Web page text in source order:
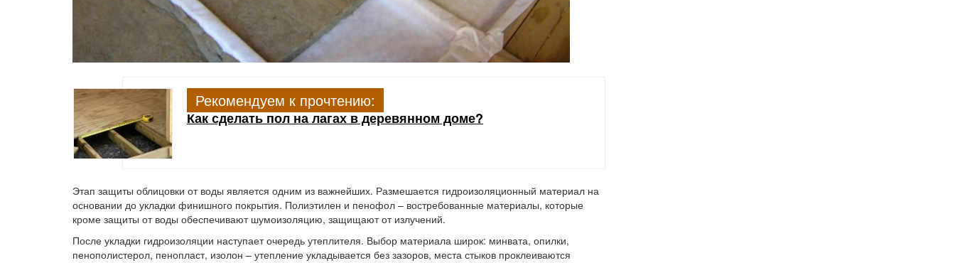
Рекомендуем к прочтению:
Как сделать пол на лагах в деревянном доме?
Этап защиты облицовки от воды является одним из важнейших. Размешается гидроизоляционный материал на
основании до укладки финишного покрытия. Полиэтилен и пенофол – востребованные материалы, которые
кроме защиты от воды обеспечивают шумоизоляцию, защищают от излучений.
После укладки гидроизоляции наступает очередь утеплителя. Выбор материала широк: минвата, опилки,
пенополистерол, пенопласт, изолон – утепление укладывается без зазоров, места стыков проклеиваются